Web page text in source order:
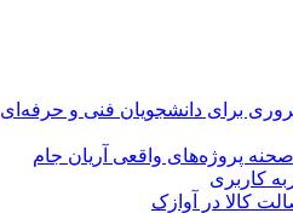
برای دانشجویان فنی و حرفه‌ای
پروژه‌های واقعی آریان جام
کالا در آوازک